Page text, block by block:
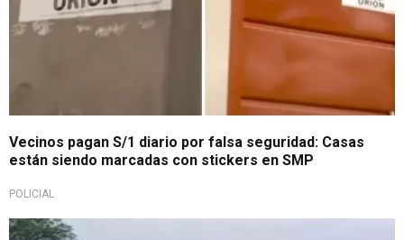
Vecinos pagan S/1 diario por falsa seguridad: Casas
están siendo marcadas con stickers en SMP
POLICIAL
Exigen presencia de autoridades